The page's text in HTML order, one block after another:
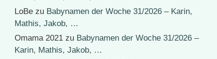
LoBe zu Babynamen der Woche 31/2026 – Karin,
Mathis, Jakob, …
Omama 2021 zu Babynamen der Woche 31/2026 –
Karin, Mathis, Jakob, …